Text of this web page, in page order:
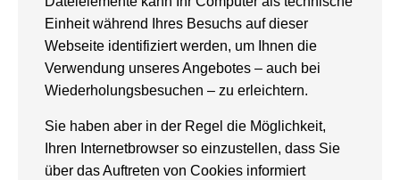
Einheit während Ihres Besuchs auf dieser
Webseite identifiziert werden, um Ihnen die
Verwendung unseres Angebotes – auch bei
Wiederholungsbesuchen – zu erleichtern.
Sie haben aber in der Regel die Möglichkeit,
Ihren Internetbrowser so einzustellen, dass Sie
über das Auftreten von Cookies informiert